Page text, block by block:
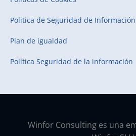
Politica de Seguridad de Información
Plan de igualdad
Política Seguridad de la información
Winfor Consulting es una